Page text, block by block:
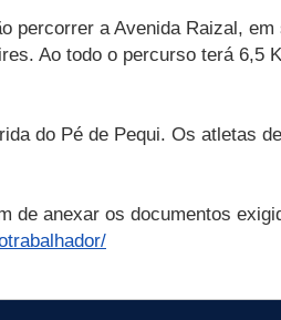
percorrer a Avenida Raizal, em
Ao todo o percurso terá 6,5
do Pé de Pequi. Os atletas
de anexar os documentos